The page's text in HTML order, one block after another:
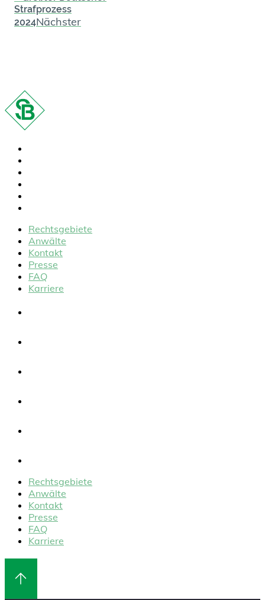
Strafprozess
2024Nächster
Rechtsgebiete
Anwälte
Kontakt
Presse
FAQ
Karriere
Rechtsgebiete
Anwälte
Kontakt
Presse
FAQ
Karriere